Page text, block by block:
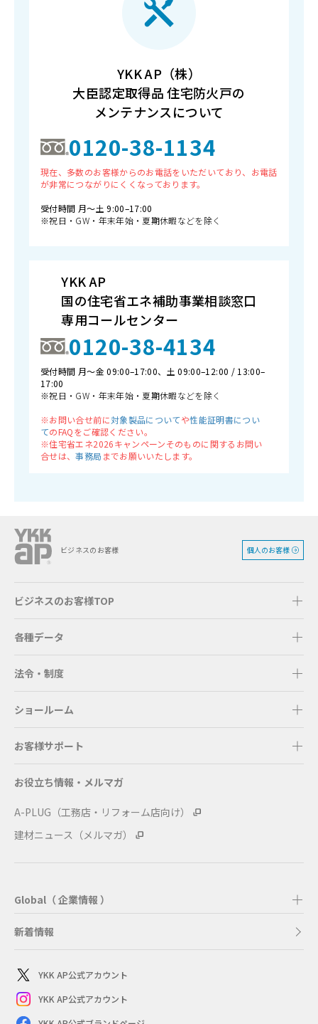
YKK AP（株）
大臣認定取得品 住宅防火戸の
メンテナンスについて
0120-38-1134
現在、多数のお客様からのお電話をいただいており、お電話
が非常につながりにくくなっております。
受付時間 月〜土 9:00–17:00
※祝日・GW・年末年始・夏期休暇などを除く
YKK AP
国の住宅省エネ補助事業相談窓口
専用コールセンター
0120-38-4134
受付時間 月〜金 09:00–17:00、土 09:00–12:00 / 13:00–
17:00
※祝日・GW・年末年始・夏期休暇などを除く
※お問い合せ前に対象製品についてや性能証明書につい
てのFAQをご確認ください。
※住宅省エネ2026キャンペーンそのものに関するお問い
合せは、事務局 までお願いいたします。
ビジネスのお客様 個人のお客様
ビジネスのお客様TOP
各種データ
法令・制度
ショールーム
お客様サポート
お役立ち情報・メルマガ
A-PLUG（工務店・リフォーム店向け）
建材ニュース（メルマガ）
Global（ 企業情報 ）
新着情報
YKK AP公式アカウント
YKK AP公式アカウント